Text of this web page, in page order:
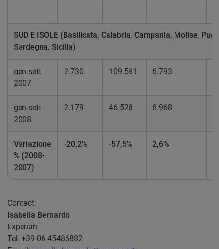
SUD E ISOLE (Basilicata, Calabria, Campania, Molise,
Sardegna, Sicilia)
gen-sett
2007
2.730 109.561 6.793
gen-sett
2008
2.179 46.528 6.968
Variazione
% (2008-
2007)
-20,2% -57,5% 2,6%
Contact:
Isabella Bernardo
Experian
Tel. +39 06 45486882